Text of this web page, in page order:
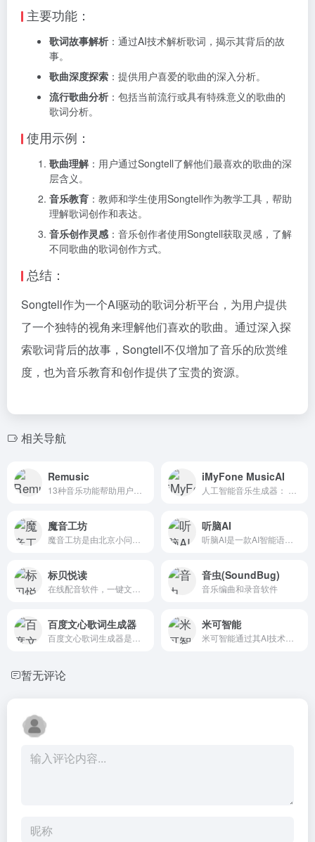
主要功能：
歌词故事解析 ：通过AI技术解析歌词，揭示其背后的故
事。
歌曲深度探索 ：提供用户喜爱的歌曲的深入分析。
流行歌曲分析 ：包括当前流行或具有特殊意义的歌曲的
歌词分析。
使用示例：
歌曲理解：用户通过Songtell了解他们最喜欢的歌曲的深
层含义。
音乐教育 ：教师和学生使用Songtell作为教学工具，帮助
理解歌词创作和表达。
音乐创作灵感 ：音乐创作者使用Songtell获取灵感，了解
不同歌曲的歌词创作方式。
总结：
Songtell作为一个AI驱动的歌词分析平台，为用户提供
了一个独特的视角来理解他们喜欢的歌曲。通过深入探
索歌词背后的故事，Songtell不仅增加了音乐的欣赏维
度，也为音乐教育和创作提供了宝贵的资源。
相关导航
Remusic iMyFone MusicAI
魔音工坊 听脑AI
标贝悦读 音虫(SoundBug)
音乐编曲和录音软件
百度文心歌词生成器 米可智能
暂无评论